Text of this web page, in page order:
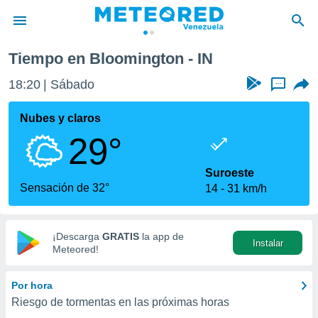
de
ha
calidad.
a este
las
y
digital
basada
Tiempo en Bloomington - IN
18:20 Sábado ...
Nubes y claros
29°
Sensación de 32°
Suroeste
14
31 km/h
¡Descarga GRATIS la app de
Meteored!
Instalar
Por hora
Riesgo de tormentas en las próximas horas